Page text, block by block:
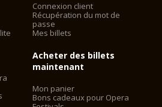
Connexion client
Récupération du mot de
passe
Mes billets
Acheter des billets
maintenant
Mon panier
Bons cadeaux pour Opera